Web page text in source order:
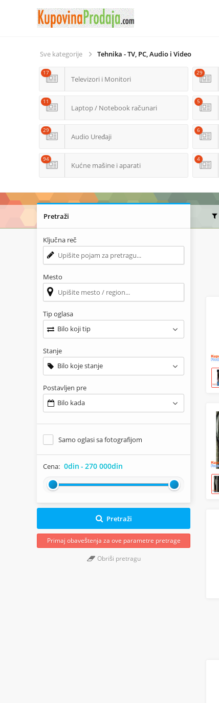
Sve kategorije Tehnika - TV, PC, Audio i Video
Televizori i Monitori
17 29
Laptop / Notebook računari
11 5
Audio Uređaji
29 6
Kućne mašine i aparati
94 4
Pretraži
Ključna reč
Mesto
Tip oglasa
Bilo koji tip
Stanje
Bilo koje stanje
Postavljen pre
Bilo kada
Samo oglasi sa fotografijom
Cena: 0din - 270 000din
Pretraži
Primaj obaveštenja za ove parametre pretrage
Obriši pretragu